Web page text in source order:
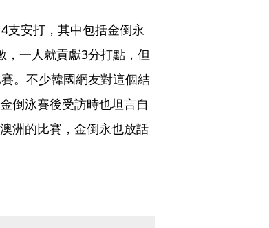
支安打，其中包括金倒永
，一人就貢獻3分打點，但
。不少韓國網友對這個結
倒泳賽後受訪時也坦言自
洲的比賽，金倒永也放話